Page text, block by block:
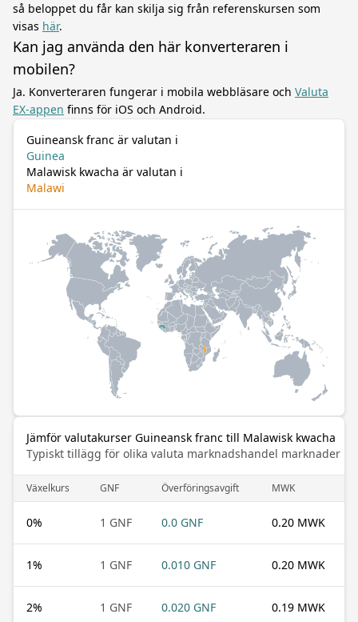
så beloppet du får kan skilja sig från referenskursen som
visas här.
Kan jag använda den här konverteraren i
mobilen?
Ja. Konverteraren fungerar i mobila webbläsare och Valuta
EX-appen finns för iOS och Android.
Guineansk franc är valutan i
Guinea
Malawisk kwacha är valutan i
Malawi
Jämför valutakurser Guineansk franc till Malawisk kwacha
Typiskt tillägg för olika valuta marknadshandel marknader
Växelkurs GNF Överföringsavgift MWK
0% 1 GNF 0.0 GNF 0.20 MWK
1% 1 GNF 0.010 GNF 0.20 MWK
2% 1 GNF 0.020 GNF 0.19 MWK